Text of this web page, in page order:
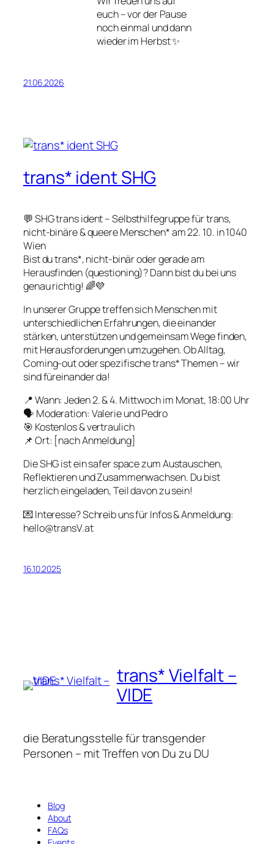
euch – vor der Pause
noch einmal und dann
wieder im Herbst ✨
21.06.2026
trans* ident SHG
💬 SHG trans ident – Selbsthilfegruppe für trans,
nicht-binäre & queere Menschen* am 22. 10. in 1040
Wien
Bist du trans*, nicht-binär oder gerade am
Herausfinden (questioning)? Dann bist du bei uns
genau richtig! 🌈💜
In unserer Gruppe treffen sich Menschen mit
unterschiedlichen Erfahrungen, die einander
stärken, unterstützen und gemeinsam Wege finden,
mit Herausforderungen umzugehen. Ob Alltag,
Coming-out oder spezifische trans* Themen – wir
sind füreinander da!
📍 Wann: Jeden 2. & 4. Mittwoch im Monat, 18:00 Uhr
🗣 Moderation: Valerie und Pedro
🎯 Kostenlos & vertraulich
📌 Ort: [nach Anmeldung]
Die SHG ist ein safer space zum Austauschen,
Reflektieren und Zusammenwachsen. Du bist
herzlich eingeladen, Teil davon zu sein!
💌 Interesse? Schreib uns für Infos & Anmeldung:
hello@transV.at
16.10.2025
trans* Vielfalt –
VIDE
die Beratungsstelle für transgender
Personen – mit Treffen von Du zu DU
Blog
About
FAQs